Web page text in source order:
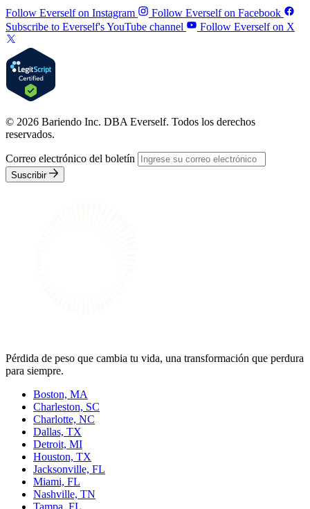
Follow Everself on Instagram
Follow Everself on Facebook
Subscribe to Everself's YouTube channel
Follow Everself on X
© 2026 Bariendo Inc. DBA Everself. Todos los derechos
reservados.
Correo electrónico del boletín
Suscribir
Pérdida de peso que cambia tu vida, una transformación que perdura
para siempre.
Boston, MA
Charleston, SC
Charlotte, NC
Dallas, TX
Detroit, MI
Houston, TX
Jacksonville, FL
Miami, FL
Nashville, TN
Tampa, FL